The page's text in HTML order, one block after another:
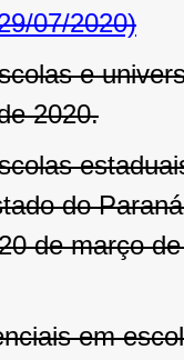
07/2020)
e
2020.
do
de março
em